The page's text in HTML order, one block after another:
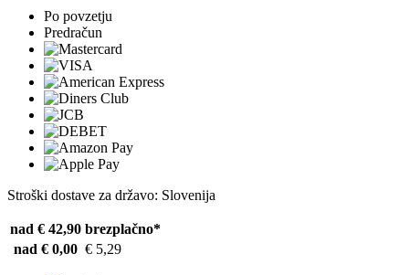
Po povzetju
Predračun
Stroški dostave za državo: Slovenija
nad € 42,90 brezplačno*
nad € 0,00 € 5,29